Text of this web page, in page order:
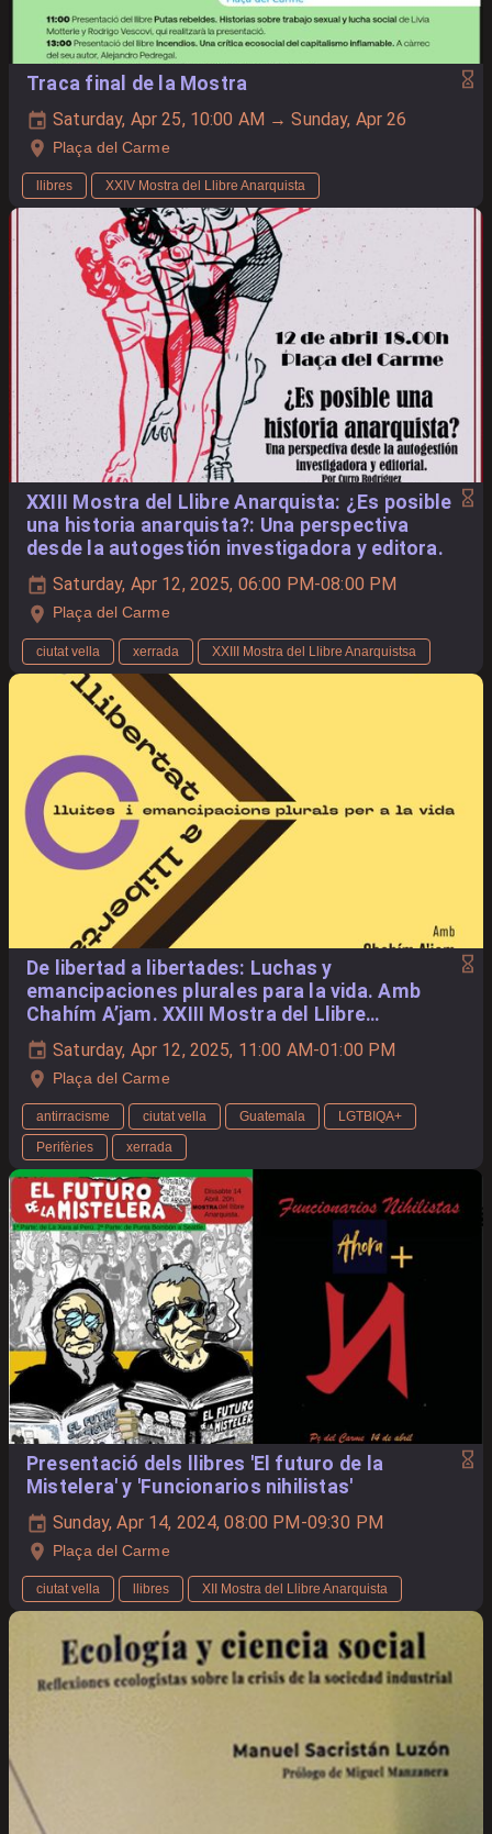
Traca final de la Mostra
Saturday, Apr 25, 10:00 AM → Sunday, Apr 26
Plaça del Carme
llibres XXIV Mostra del Llibre Anarquista
XXIII Mostra del Llibre Anarquista: ¿Es posible
una historia anarquista?: Una perspectiva
desde la autogestión investigadora y editora.
Saturday, Apr 12, 2025, 06:00 PM-08:00 PM
Plaça del Carme
ciutat vella xerrada XXIII Mostra del Llibre Anarquistsa
De libertad a libertades: Luchas y
emancipaciones plurales para la vida. Amb
Chahím A’jam. XXIII Mostra del Llibre
Anarquista de València
Saturday, Apr 12, 2025, 11:00 AM-01:00 PM
Plaça del Carme
antirracisme ciutat vella Guatemala
LGTBIQA+
Perifèries
xerrada
Presentació dels llibres 'El futuro de la
Mistelera' y 'Funcionarios nihilistas'
Sunday, Apr 14, 2024, 08:00 PM-09:30 PM
Plaça del Carme
ciutat vella llibres XII Mostra del Llibre Anarquista